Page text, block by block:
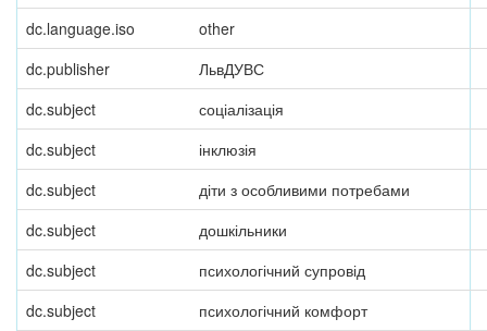
dc.language.iso
other
dc.publisher
ЛьвДУВС
dc.subject
соціалізація
dc.subject
інклюзія
dc.subject
діти з особливими потребами
dc.subject
дошкільники
dc.subject
психологічний супровід
dc.subject
психологічний комфорт